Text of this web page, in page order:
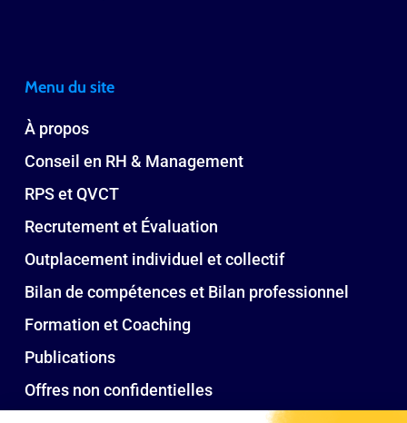
Menu du site
À propos
Conseil en RH & Management
RPS et QVCT
Recrutement et Évaluation
Outplacement individuel et collectif
Bilan de compétences et Bilan professionnel
Formation et Coaching
Publications
Offres non confidentielles